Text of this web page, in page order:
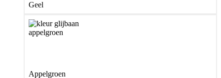
Geel
Appelgroen